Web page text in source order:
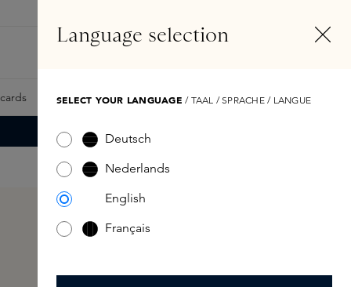
Samples Skins Exclusives Skins Boxen
Language selection
SELECT YOUR LANGUAGE / TAAL / SPRACHE / LANGUE
Deutsch
Nederlands
English
Français